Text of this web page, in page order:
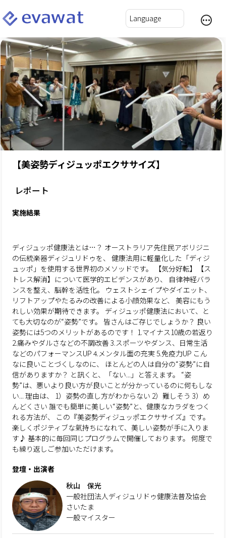
【美姿勢ディジュッポエクササイズ】
レポート
実施結果
ディジュッポ健康法とは…？ オーストラリア先住民アボリジニ
の伝統楽器ディジュリドゥを、
健康法用に軽量化した「ディジ
ュッポ」を使用する世界初のメソッドです。
【気分好転】【ス
トレス解消】について医学的エビデンスがあり、
自律神経バラ
ンスを整え、脳幹を活性化。
ウェストシェイプやダイエット、
リフトアップやたるみの改善による小顔効果など、
美容にもう
れしい効果が期待できます。
ディジュッポ健康法において、と
ても大切なのが“姿勢”です。
皆さんはご存じでしょうか？ 良い
姿勢には5つのメリットがあるのです！ 1.マイナス10歳の若返り
2.痛みやダルさなどの不調改善 3.スポーツやダンス、日常生活
などのパフォーマンスUP 4.メンタル面の充実5.免疫力UP こん
なに良いことづくしなのに、
ほとんどの人は自分の“姿勢”に自
信がありますか？ と訊くと、「ない...」と答えます。
“姿
勢”は、悪いより良い方が良いことが分かっているのに何もしな
い... 理由は、 1）姿勢の直し方がわからない 2）難しそう 3）め
んどくさい 誰でも簡単に美しい“姿勢”と、健康なカラダをつく
れる方法が、
この『美姿勢ディジュッポエクササイズ』です。
楽しくポジティブな氣持ちになれて、美しい姿勢が手に入りま
す♪ 基本的に毎回同じプログラムで開催しております。
何度で
も繰り返しご参加いただけます。
登壇・出演者
秋山 保光
一般社団法人ディジュリドゥ健康法普及協会
さいたま
一般マイスター